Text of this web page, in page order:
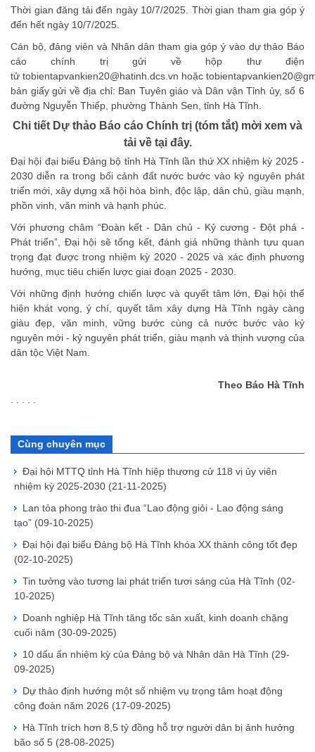
Thời gian đăng tải đến ngày 10/7/2025. Thời gian tham gia góp ý
đến hết ngày 10/7/2025.
Cán bộ, đảng viên và Nhân dân tham gia góp ý vào dự thảo Báo
cáo chính trị gửi về hộp thư điện
tử tobientapvankien20@hatinh.dcs.vn hoặc
bản giấy gửi về địa chỉ: Ban Tuyên giáo và Dân vận Tỉnh ủy, số 6
đường Nguyễn Thiếp, phường Thành Sen, tỉnh Hà Tĩnh.
Chi tiết Dự thảo Báo cáo Chính trị (tóm tắt) mời xem và
tải về tại đây.
Đại hội đại biểu Đảng bộ tỉnh Hà Tĩnh lần thứ XX nhiệm kỳ 2025 -
2030 diễn ra trong bối cảnh đất nước bước vào kỷ nguyên phát
triển mới, xây dựng xã hội hòa bình, độc lập, dân chủ, giàu mạnh,
phồn vinh, văn minh và hạnh phúc.
Với phương châm “Đoàn kết - Dân chủ - Kỷ cương - Đột phá -
Phát triển”, Đại hội sẽ tổng kết, đánh giá những thành tựu quan
trọng đạt được trong nhiệm kỳ 2020 - 2025 và xác định phương
hướng, mục tiêu chiến lược giai đoạn 2025 - 2030.
Với những định hướng chiến lược và quyết tâm lớn, Đại hội thể
hiện khát vọng, ý chí, quyết tâm xây dựng Hà Tĩnh ngày càng
giàu đẹp, văn minh, vững bước cùng cả nước bước vào kỷ
nguyên mới - kỷ nguyên phát triển, giàu mạnh và thịnh vượng của
dân tộc Việt Nam.
Theo Báo Hà Tĩnh
Cùng chuyên mục
Đại hội MTTQ tỉnh Hà Tĩnh hiệp thương cử 118 vị ủy viên
nhiệm kỳ 2025-2030 (21-11-2025)
Lan tỏa phong trào thi đua “Lao động giỏi - Lao động sáng
tạo” (09-10-2025)
Đại hội đại biểu Đảng bộ Hà Tĩnh khóa XX thành công tốt đẹp
(02-10-2025)
Tin tưởng vào tương lai phát triển tươi sáng của Hà Tĩnh (02-
10-2025)
Doanh nghiệp Hà Tĩnh tăng tốc sản xuất, kinh doanh chặng
cuối năm (30-09-2025)
10 dấu ấn nhiệm kỳ của Đảng bộ và Nhân dân Hà Tĩnh (29-
09-2025)
Dự thảo định hướng một số nhiệm vụ trọng tâm hoạt động
công đoàn năm 2026 (17-09-2025)
Hà Tĩnh trích hơn 8,5 tỷ đồng hỗ trợ người dân bị ảnh hưởng
bão số 5 (28-08-2025)